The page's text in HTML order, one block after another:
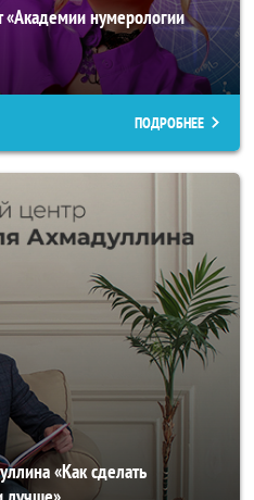
«Академии нумерологии
ПОДРОБНЕЕ
«Как сделать